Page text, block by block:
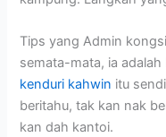
Tips yang Admin
semata-mata, ia
kenduri kahwin itu
beritahu, tak kan nak
kan dah kantoi.